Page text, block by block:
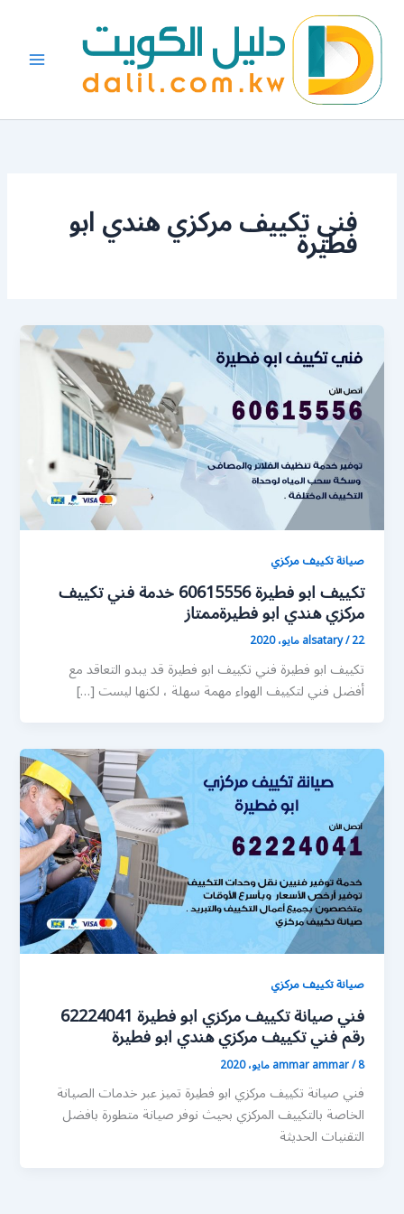
المحتوى
فني تكييف مركزي هندي ابو
فطيرة
صيانة تكييف مركزي
تكييف ابو فطيرة 60615556 خدمة فني تكييف
مركزي هندي ابو فطيرةممتاز
alsatary/22 مايو، 2020
تكييف ابو فطيرة فني تكييف ابو فطيرة قد يبدو التعاقد مع
أفضل فني لتكييف الهواء مهمة سهلة ، لكنها ليست […]
صيانة تكييف مركزي
فني صيانة تكييف مركزي ابو فطيرة 62224041
رقم فني تكييف مركزي هندي ابو فطيرة
ammar ammar/8 مايو، 2020
فني صيانة تكييف مركزي ابو فطيرة تميز عبر خدمات الصيانة
الخاصة بالتكييف المركزي بحيث نوفر صيانة متطورة بافضل
التقنيات الحديثة